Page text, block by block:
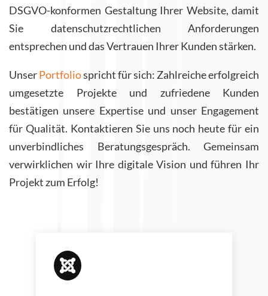
DSGVO-konformen Gestaltung Ihrer Website, damit
Sie datenschutzrechtlichen Anforderungen
entsprechen und das Vertrauen Ihrer Kunden stärken.
UnserPortfoliospricht für sich: Zahlreiche erfolgreich
umgesetzte Projekte und zufriedene Kunden
bestätigen unsere Expertise und unser Engagement
für Qualität. Kontaktieren Sie uns noch heute für ein
unverbindliches Beratungsgespräch. Gemeinsam
verwirklichen wir Ihre digitale Vision und führen Ihr
Projekt zum Erfolg!
